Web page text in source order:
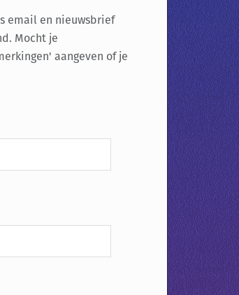
email en nieuwsbrief
Mocht je
aangeven of je